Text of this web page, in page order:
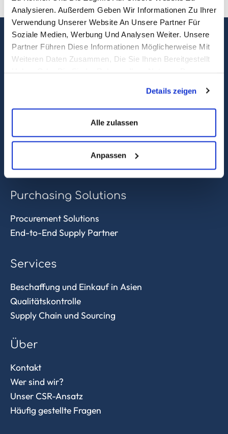
Analysieren. Außerdem Geben Wir Informationen Zu Ihrer
Verwendung Unserer Website An Unsere Partner Für
Soziale Medien, Werbung Und Analysen Weiter. Unsere
Partner Führen Diese Informationen Möglicherweise Mit
Weiteren Daten Zusammen, Die Sie Ihnen Bereitgestellt
Details zeigen
Alle zulassen
Anpassen
(+852) 3621 0156
308 Des Voeux Rd Central – Unit 2607, 26/F
308, Des Voeux Road, Hong Kong
Purchasing Solutions
Procurement Solutions
End-to-End Supply Partner
Services
Beschaffung und Einkauf in Asien
Qualitätskontrolle
Supply Chain und Sourcing
Über
Kontakt
Wer sind wir?
Unser CSR-Ansatz
Häufig gestellte Fragen